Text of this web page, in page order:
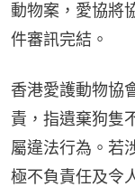
動物案，愛協將
件審訊完結。
香港愛護動物協
責，指遺棄狗隻
屬違法行為。若
極不負責任及令